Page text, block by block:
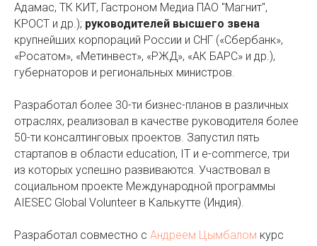
Адамас, ТК КИТ, Гастроном Медиа ПАО "Магнит",
КРОСТ и др.); руководителей высшего звена
крупнейших корпораций России и СНГ («Сбербанк»,
«Росатом», «Метинвест», «РЖД», «АК БАРС» и др.),
губернаторов и региональных министров.
Разработал более 30-ти бизнес-планов в различных
отраслях, реализовал в качестве руководителя более
50-ти консалтинговых проектов. Запустил пять
стартапов в области education, IT и e-commerce, три
из которых успешно развиваются. Участвовал в
социальном проекте Международной программы
AIESEC Global Volunteer​ в Калькутте (Индия).
Разработал совместно с Андреем Цымбалом курс